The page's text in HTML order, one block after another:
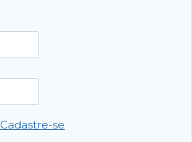
Cadastre-se